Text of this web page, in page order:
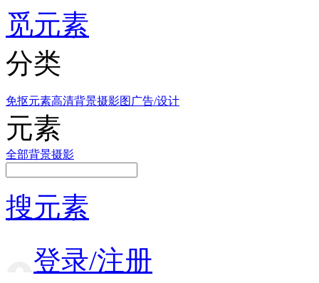
觅元素
分类
免抠元素高清背景摄影图 广告/设计
元素
全部背景摄影
搜元素
登录/注册